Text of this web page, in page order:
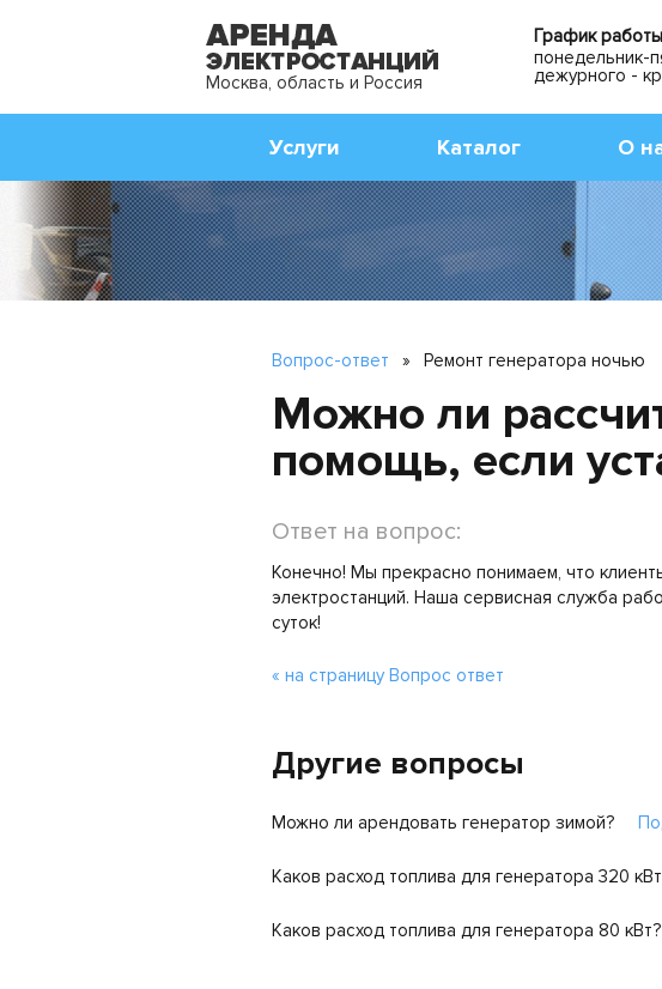
Москва, область и Россия
График
понедельник-
дежурного -
Услуги Каталог О
Вопрос-ответ » Ремонт генератора ночью
Можно ли
помощь, если
Ответ на вопрос:
Конечно! Мы прекрасно понимаем, что
электростанций. Наша сервисная служба
суток!
« на страницу Вопрос ответ
Другие вопросы
Можно ли арендовать генератор зимой?
Каков расход топлива для генератора 320
Каков расход топлива для генератора 80 кВт?